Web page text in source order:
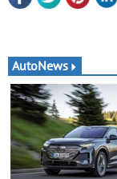
AutoNews